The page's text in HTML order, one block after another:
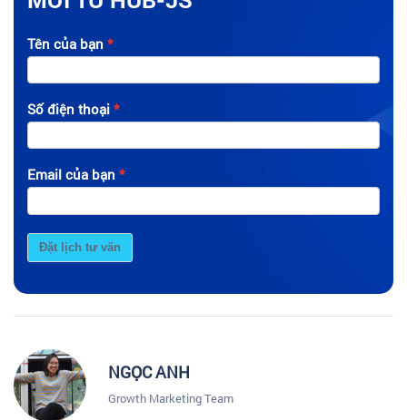
Tên của bạn
Số điện thoại
Email của bạn
Đặt lịch tư vấn
NGỌC ANH
Growth Marketing Team